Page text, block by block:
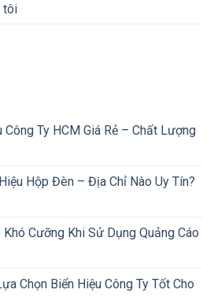
tôi
Công Ty HCM Giá Rẻ – Chất Lượng
Hộp Đèn – Địa Chỉ Nào Uy Tín?
Cưỡng Khi Sử Dụng Quảng Cáo
Chọn Biển Hiệu Công Ty Tốt Cho